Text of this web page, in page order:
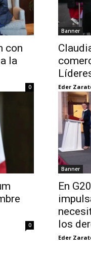
con
la
0
Banner
Eder
0
Banner
En
los
Eder